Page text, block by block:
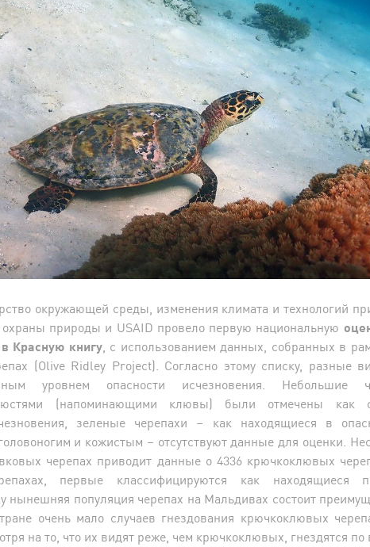
окружающей среды, изменения климата и технологий
природы и USAID провело первую национальную
Красную книгу, с использованием данных, собранных в
(Olive Ridley Project). Согласно этому списку, разные
уровнем опасности исчезновения. Небольшие
(напоминающими клювы) были отмечены как
зеленые черепахи – как находящиеся в
и кожистым – отсутствуют данные для оценки.
черепах приводит данные о 4336 крючкоклювых
первые классифицируются как находящиеся
нынешняя популяция черепах на Мальдивах состоит
очень мало случаев гнездования крючкоклювых
на то, что их видят реже, чем крючкоклювых, гнездятся по